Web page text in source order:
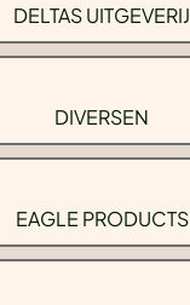
DELTAS UITGEVERIJ
DIVERSEN
EAGLE PRODUCTS